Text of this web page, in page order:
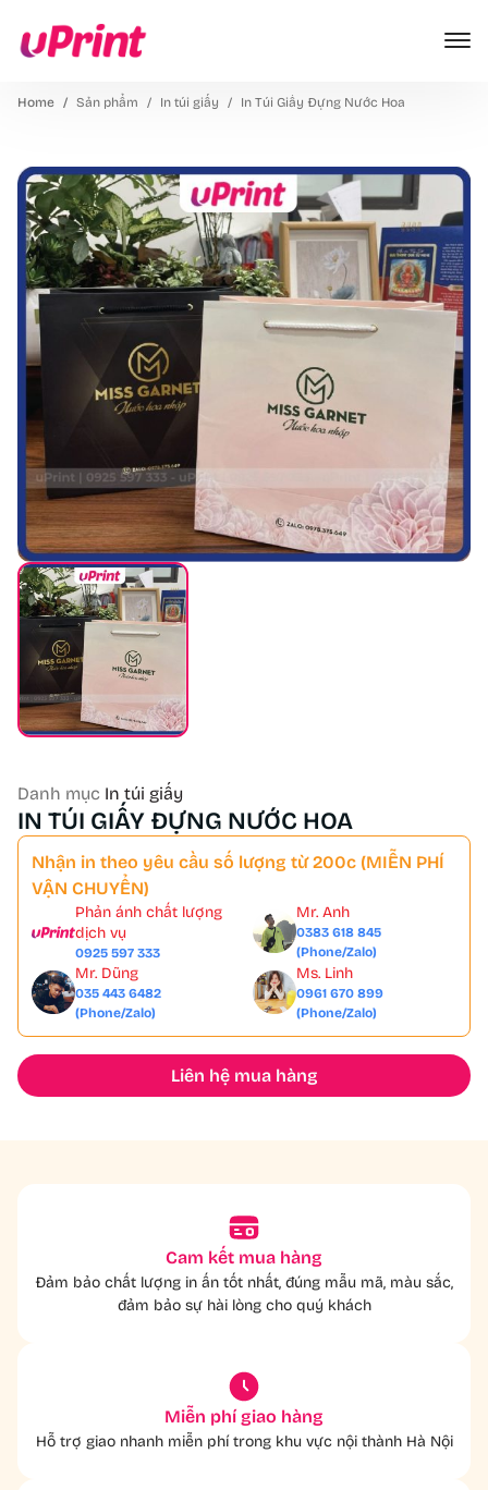
Home Sản phẩm In túi giấy In Túi Giấy Đựng Nước Hoa
Danh mục In túi giấy
IN TÚI GIẤY ĐỰNG NƯỚC HOA
Nhận in theo yêu cầu số lượng từ 200c (MIỄN PHÍ
VẬN CHUYỂN)
Phản ánh chất lượng
dịch vụ
0925 597 333
Mr. Anh
0383 618 845
(Phone/Zalo)
Mr. Dũng
035 443 6482
(Phone/Zalo)
Ms. Linh
0961 670 899
(Phone/Zalo)
Liên hệ mua hàng
Cam kết mua hàng
Đảm bảo chất lượng in ấn tốt nhất, đúng mẫu mã, màu sắc,
đảm bảo sự hài lòng cho quý khách
Miễn phí giao hàng
Hỗ trợ giao nhanh miễn phí trong khu vực nội thành Hà Nội